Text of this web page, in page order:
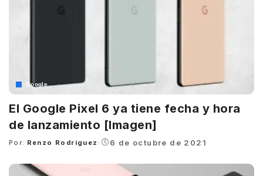
Google
El Google Pixel 6 ya tiene fecha y hora
de lanzamiento [Imagen]
Posted
Por: Renzo Rodríguez 6 de octubre de 2021